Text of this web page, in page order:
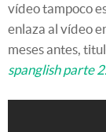
vídeo tampoco
enlaza al vídeo
meses antes,
spanglish parte 2.